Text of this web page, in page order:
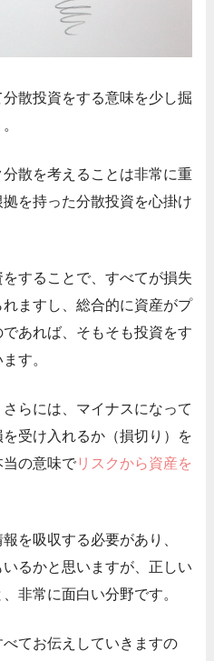
散投資をする意味を少し掘
散を考えることは非常に重
を持った分散投資を心掛け
することで、すべてが損失
ますし、総合的に資産がプ
あれば、そもそも投資をす
す。
らには、マイナスになって
受け入れるか（損切り）を
の意味でリスクから資産を
を吸収する必要があり、
るかと思いますが、正しい
非常に面白い分野です。
てお伝えしていきますの